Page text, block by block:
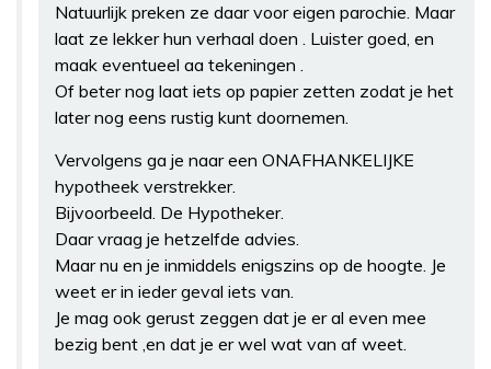
Natuurlijk preken ze daar voor eigen parochie. Maar
laat ze lekker hun verhaal doen . Luister goed, en
maak eventueel aa tekeningen .
Of beter nog laat iets op papier zetten zodat je het
later nog eens rustig kunt doornemen.
Vervolgens ga je naar een ONAFHANKELIJKE
hypotheek verstrekker.
Bijvoorbeeld. De Hypotheker.
Daar vraag je hetzelfde advies.
Maar nu en je inmiddels enigszins op de hoogte. Je
weet er in ieder geval iets van.
Je mag ook gerust zeggen dat je er al even mee
bezig bent ,en dat je er wel wat van af weet.